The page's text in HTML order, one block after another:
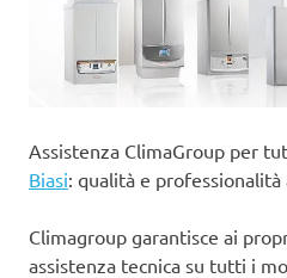
Assistenza ClimaGroup per
Biasi: qualità e
Climagroup garantisce ai
assistenza tecnica su tutti i